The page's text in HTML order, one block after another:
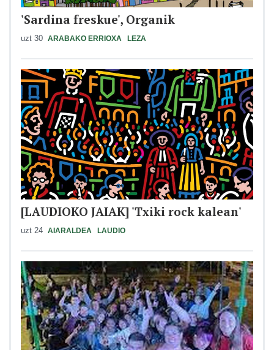
'Sardina freskue', Organik
uzt 30 ARABAKO ERRIOXA LEZA
[LAUDIOKO JAIAK] 'Txiki rock kalean'
uzt 24 AIARALDEA LAUDIO